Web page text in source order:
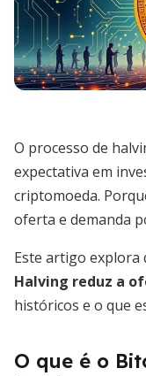
O processo de
expectativa em
criptomoeda.
oferta e demanda
Este artigo explora
Halving reduz a
históricos e o que
O que é o